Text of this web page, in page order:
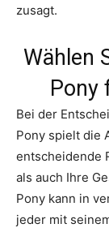
zusagt.
Wählen
Pony
Bei der
Pony spielt die
entscheidende
als auch Ihre
Pony kann in
jeder mit